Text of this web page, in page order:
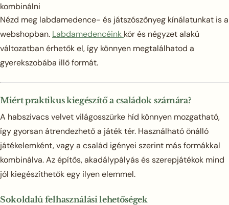
kombinálni
Nézd meg labdamedence- és játszószőnyeg kínálatunkat is a
webshopban. Labdamedencéink kör és négyzet alakú
változatban érhetők el, így könnyen megtalálhatod a
gyerekszobába illő formát.
Miért praktikus kiegészítő a családok számára?
A habszivacs velvet világosszürke híd könnyen mozgatható,
így gyorsan átrendezhető a játék tér. Használható önálló
játékelemként, vagy a család igényei szerint más formákkal
kombinálva. Az építős, akadálypályás és szerepjátékok mind
jól kiegészíthetők egy ilyen elemmel.
Sokoldalú felhasználási lehetőségek